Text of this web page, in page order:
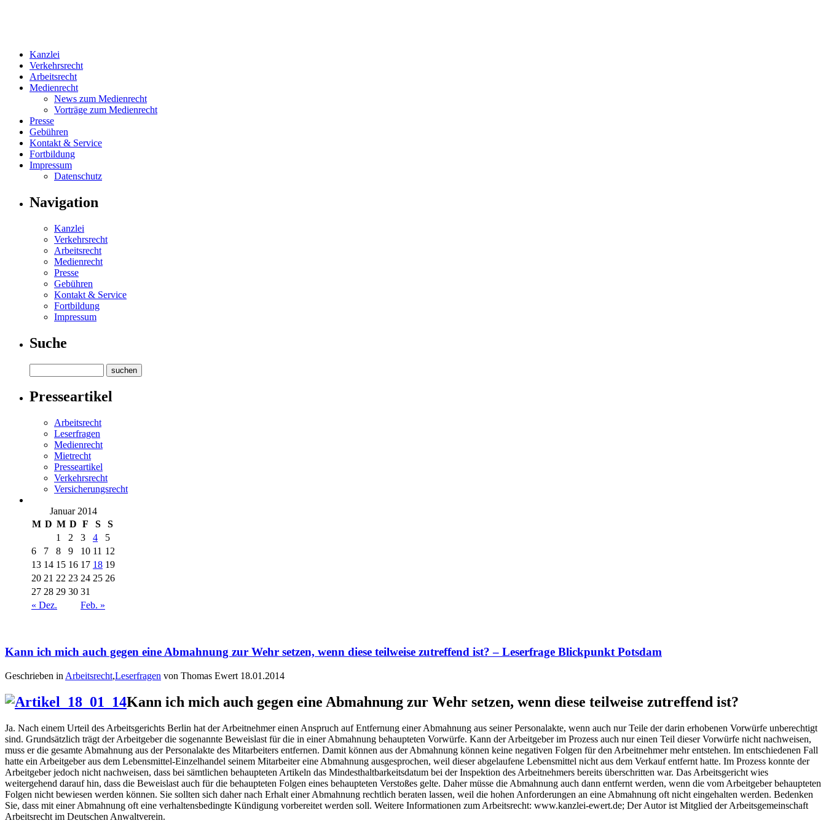
Kanzlei
Verkehrsrecht
Arbeitsrecht
Medienrecht
News zum Medienrecht
Vorträge zum Medienrecht
Presse
Gebühren
Kontakt & Service
Fortbildung
Impressum
Datenschutz
Navigation
Kanzlei
Verkehrsrecht
Arbeitsrecht
Medienrecht
Presse
Gebühren
Kontakt & Service
Fortbildung
Impressum
Suche
Presseartikel
Arbeitsrecht
Leserfragen
Medienrecht
Mietrecht
Presseartikel
Verkehrsrecht
Versicherungsrecht
Januar 2014
M D M D F S S
« Dez. Feb. »
1 2 3 4
5
6
7 8 9 10 11 12
13 14 15 16 17 18 19
20 21 22 23 24 25 26
27 28 29 30 31
Kann ich mich auch gegen eine Abmahnung zur Wehr setzen, wenn diese teilweise zutreffend ist? – Leserfrage Blickpunkt Potsdam
Geschrieben in Arbeitsrecht,Leserfragen von Thomas Ewert 18.01.2014
Kann ich mich auch gegen eine Abmahnung zur Wehr setzen, wenn diese teilweise zutreffend ist?
Ja. Nach einem Urteil des Arbeitsgerichts Berlin hat der Arbeitnehmer einen Anspruch auf Entfernung einer Abmahnung aus seiner Personalakte, wenn auch nur Teile der darin erhobenen Vorwürfe unberechtigt
sind. Grundsätzlich trägt der Arbeitgeber die sogenannte Beweislast für die in einer Abmahnung behaupteten Vorwürfe. Kann der Arbeitgeber im Prozess auch nur einen Teil dieser Vorwürfe nicht nachweisen,
muss er die gesamte Abmahnung aus der Personalakte des Mitarbeiters entfernen. Damit können aus der Abmahnung können keine negativen Folgen für den Arbeitnehmer mehr entstehen. Im entschiedenen Fall
hatte ein Arbeitgeber aus dem Lebensmittel-Einzelhandel seinem Mitarbeiter eine Abmahnung ausgesprochen, weil dieser abgelaufene Lebensmittel nicht aus dem Verkauf entfernt hatte. Im Prozess konnte der
Arbeitgeber jedoch nicht nachweisen, dass bei sämtlichen behaupteten Artikeln das Mindesthaltbarkeitsdatum bei der Inspektion des Arbeitnehmers bereits überschritten war. Das Arbeitsgericht wies
weitergehend darauf hin, dass die Beweislast auch für die behaupteten Folgen eines behaupteten Verstoßes gelte. Daher müsse die Abmahnung auch dann entfernt werden, wenn die vom Arbeitgeber behaupteten
Folgen nicht bewiesen werden können. Sie sollten sich daher nach Erhalt einer Abmahnung rechtlich beraten lassen, weil die hohen Anforderungen an eine Abmahnung oft nicht eingehalten werden. Bedenken
Sie, dass mit einer Abmahnung oft eine verhaltensbedingte Kündigung vorbereitet werden soll. Weitere Informationen zum Arbeitsrecht: www.kanzlei-ewert.de; Der Autor ist Mitglied der Arbeitsgemeinschaft
Arbeitsrecht im Deutschen Anwaltverein.